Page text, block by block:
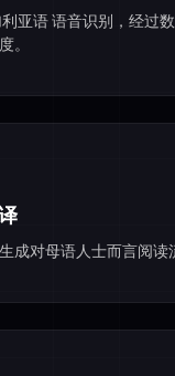
亚语 语音识别，经过
。
成对母语人士而言阅读